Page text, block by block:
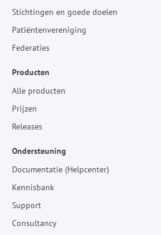
Stichtingen en goede doelen
Patiëntenvereniging
Federaties
Producten
Alle producten
Prijzen
Releases
Ondersteuning
Documentatie (Helpcenter)
Kennisbank
Support
Consultancy